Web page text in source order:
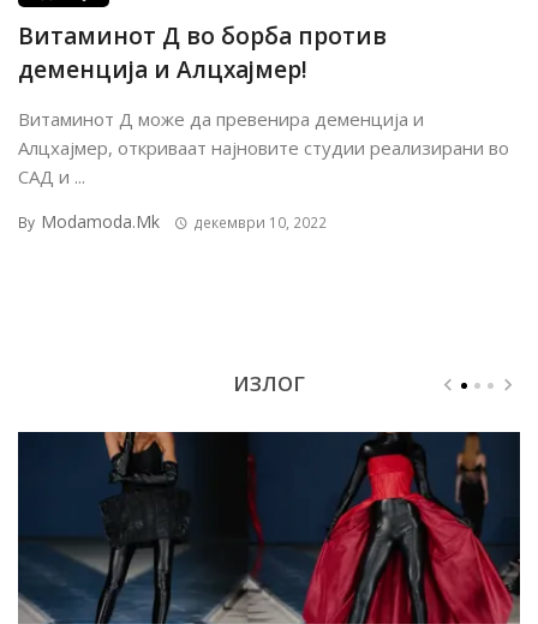
Витаминот Д во борба против
деменција и Алцхајмер!
Витаминот Д може да превенира деменција и
Алцхајмер, откриваат најновите студии реализирани во
САД и ...
By Modamoda.mk декември 10, 2022
ИЗЛОГ